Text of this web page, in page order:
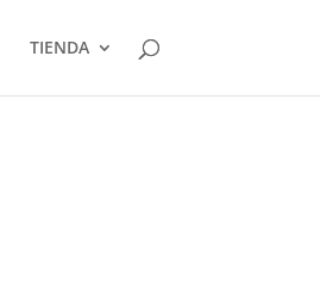
TIENDA